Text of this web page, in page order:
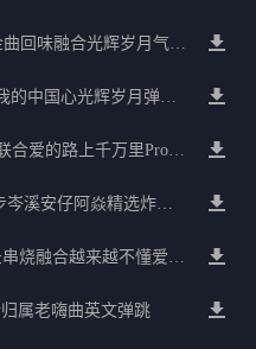
经典好歌梦里水乡祝你平安金曲回味融合光辉岁月气氛中文兄弟串烧
中英文ClubDance慢慢嗨碰撞我的中国心光辉岁月弹鼓车载
夜店必放电鼓House外文超嗨联合爱的路上千万里Prog包房漫步上头
炸场EDM音乐大赛魅音街同步岑溪安仔阿焱精选炸场歌路串烧
全国粤语Club音乐送兄弟实录串烧融合越来越不懂爱的哲学遗憾专辑
属老嗨曲英文弹跳